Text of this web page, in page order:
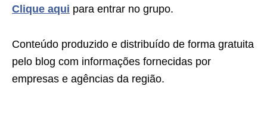
Clique aqui para entrar no grupo.
Conteúdo produzido e distribuído de forma gratuita
pelo blog com informações fornecidas por
empresas e agências da região.